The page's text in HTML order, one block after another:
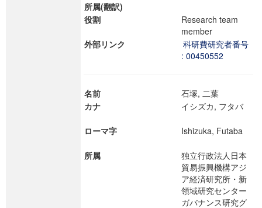
所属(翻訳)
役割
Research team
member
外部リンク
科研費研究者番号
: 00450552
名前
石塚, 二葉
カナ
イシズカ, フタバ
ローマ字 Ishizuka, Futaba
所属
独立行政法人日本
貿易振興機構アジ
ア経済研究所・新
領域研究センター
ガバナンス研究グ